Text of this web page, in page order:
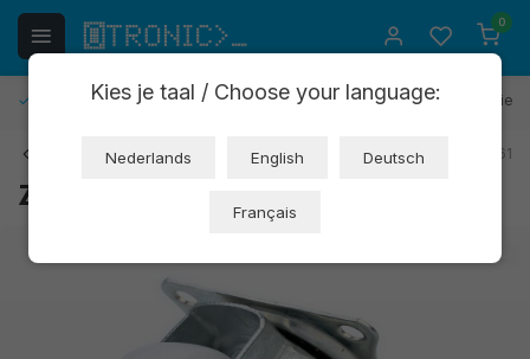
0
Gratis retourneren 30 dagen bedenktijd 1 jaar garantie
Art: ND021 EAN: 8720618827661
Zwenkwiel voor robot (OT3699)
Kies je taal / Choose your language:
Nederlands English Deutsch
Français